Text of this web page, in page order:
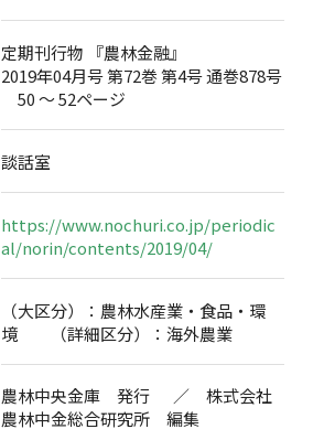
定期刊行物 『農林金融』
2019年04月号 第72巻 第4号 通巻878号
50 ～ 52ページ
談話室
https://www.nochuri.co.jp/periodic
al/norin/contents/2019/04/
（大区分）：農林水産業・食品・環
境 （詳細区分）：海外農業
農林中央金庫 発行 ／ 株式会社
農林中金総合研究所 編集